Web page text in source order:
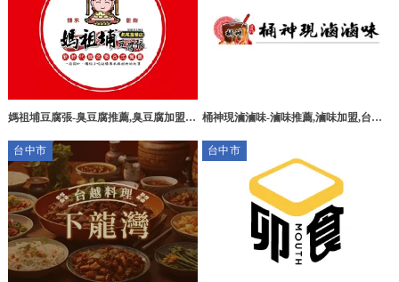
媽祖埔豆腐張-臭豆腐推薦,臭豆腐加盟,
桶神現滷滷味-滷味推薦,滷味加盟,台北
盟
台中市 台中市